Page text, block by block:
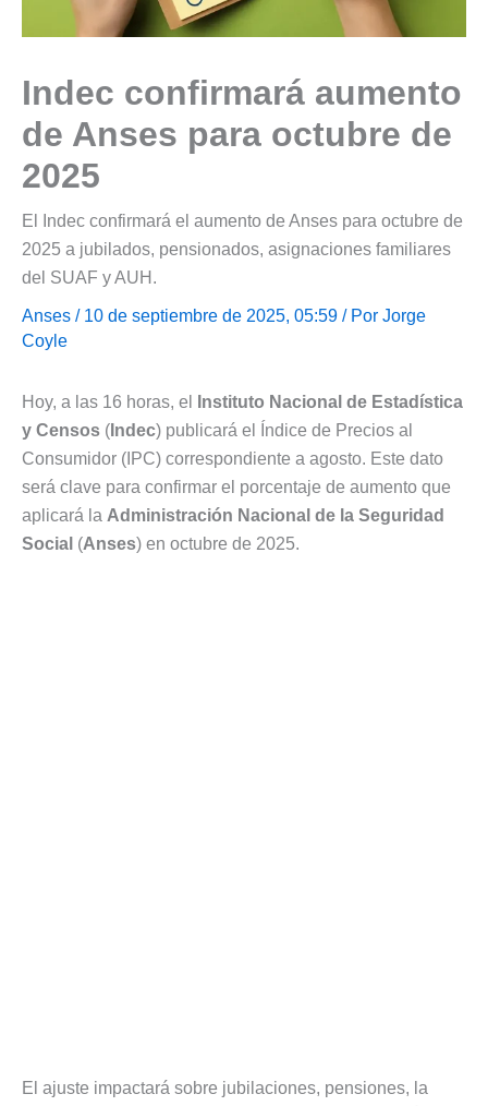
Indec confirmará aumento
de Anses para octubre de
2025
El Indec confirmará el aumento de Anses para octubre de
2025 a jubilados, pensionados, asignaciones familiares
del SUAF y AUH.
Anses / 10 de septiembre de 2025, 05:59 / Por Jorge
Coyle
Hoy, a las 16 horas, el
Instituto Nacional de Estadística
y Censos ( Indec) publicará el Índice de Precios al
Consumidor (IPC) correspondiente a agosto. Este dato
será clave para confirmar el porcentaje de aumento que
aplicará la Administración Nacional de la Seguridad
Social (Anses) en octubre de 2025.
El ajuste impactará sobre jubilaciones, pensiones, la